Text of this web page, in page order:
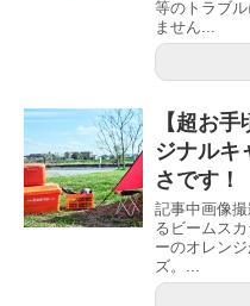
等のトラブ
ません...
【超お
ジナルキ
さです！
記事中画像
るビームス
ーのオレン
ズ。...